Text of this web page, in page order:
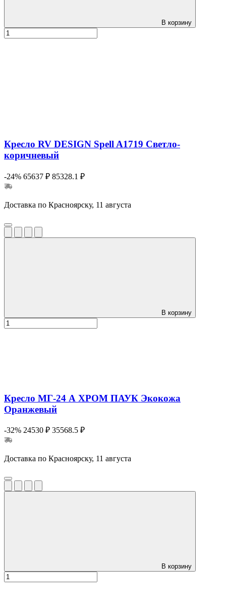
В корзину
Кресло RV DESIGN Spell A1719 Светло-
коричневый
-24% 65637 ₽ 85328.1 ₽
Доставка по Красноярску, 11 августа
В корзину
Кресло МГ-24 А ХРОМ ПАУК Экокожа
Оранжевый
-32% 24530 ₽ 35568.5 ₽
Доставка по Красноярску, 11 августа
В корзину